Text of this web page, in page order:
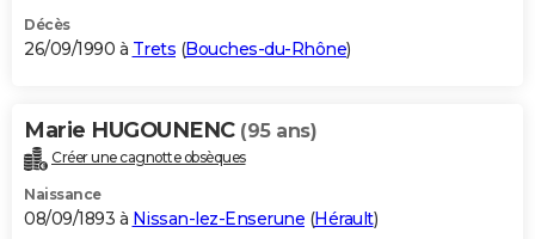
Décès
26/09/1990 à Trets (Bouches-du-Rhône)
Marie HUGOUNENC (95 ans)
Créer une cagnotte obsèques
Naissance
08/09/1893 à Nissan-lez-Enserune (Hérault)